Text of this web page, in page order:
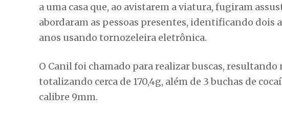
a uma casa que, ao avistarem a viatura, fugiram
abordaram as pessoas presentes, identificando dois
anos usando tornozeleira eletrônica.
O Canil foi chamado para realizar buscas, resultando
totalizando cerca de 170,4g, além de 3 buchas de
calibre 9mm.